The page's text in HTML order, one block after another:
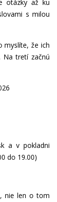
otázky až ku
s milou
myslíte, že ich
Na tretí začnú
a v pokladni
do 19.00)
nie len o tom